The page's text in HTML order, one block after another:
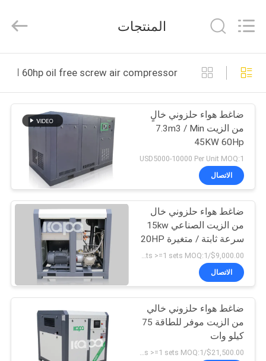
بيت
المنتجات
فيديوهات
معلومات
عنا
جولة
المصنع
رقابة
جودة
Gas
Technology
Rights
المنتجات
60hp oil free screw air compressor التصنيع عبر الإنترنت
ضاغط هواء حلزوني خالٍ
من الزيت 7.3m3 / Min
45KW 60Hp
USD5000-10000 Per Unit MOQ:1
الاتصال
ضاغط هواء حلزوني خال
من الزيت الصناعي 15kw
سرعة ثابتة / متغيرة 20HP
$9,000.00/sets >=1 sets MOQ:1
الاتصال
ضاغط هواء حلزوني خالي
من الزيت موفر للطاقة 75
كيلو وات